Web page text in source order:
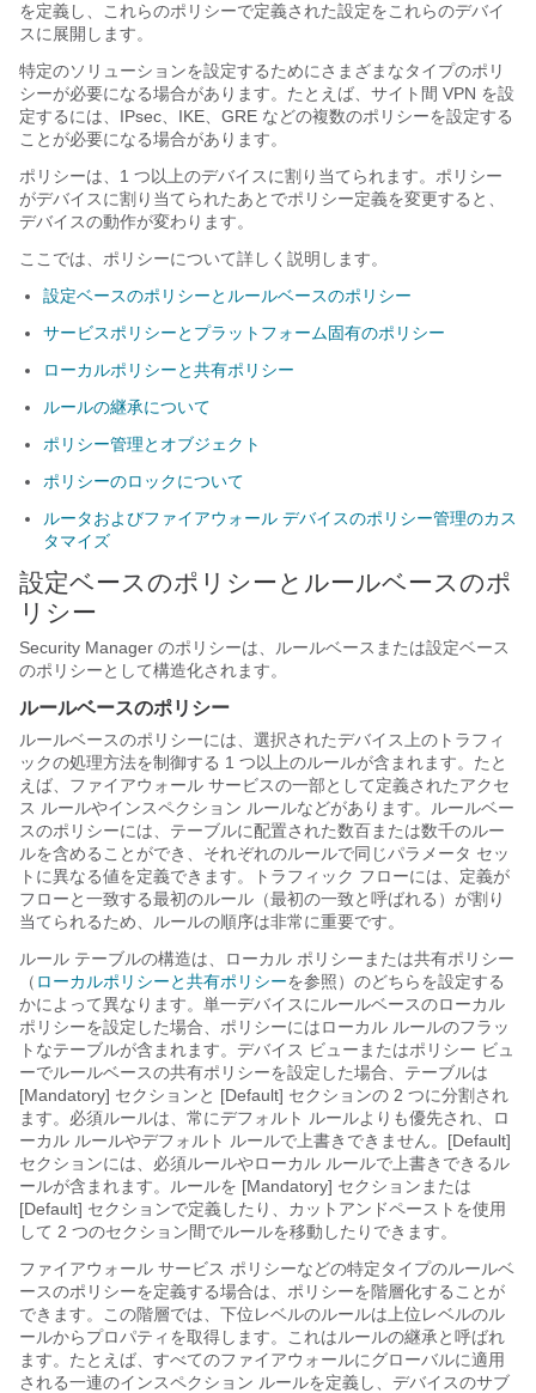
を定義し、これらのポリシーで定義された設定をこれらのデバイ
スに展開します。
特定のソリューションを設定するためにさまざまなタイプのポリ
シーが必要になる場合があります。たとえば、サイト間 VPN を設
定するには、IPsec、IKE、GRE などの複数のポリシーを設定する
ことが必要になる場合があります。
ポリシーは、1 つ以上のデバイスに割り当てられます。ポリシー
がデバイスに割り当てられたあとでポリシー定義を変更すると、
デバイスの動作が変わります。
ここでは、ポリシーについて詳しく説明します。
設定ベースのポリシーとルールベースのポリシー
サービスポリシーとプラットフォーム固有のポリシー
ローカルポリシーと共有ポリシー
ルールの継承について
ポリシー管理とオブジェクト
ポリシーのロックについて
ルータおよびファイアウォール デバイスのポリシー管理のカス
タマイズ
設定ベースのポリシーとルールベースのポ
リシー
Security Manager のポリシーは、ルールベースまたは設定ベース
のポリシーとして構造化されます。
ルールベースのポリシー
ルールベースのポリシーには、選択されたデバイス上のトラフィ
ックの処理方法を制御する 1 つ以上のルールが含まれます。たと
えば、ファイアウォール サービスの一部として定義されたアクセ
ス ルールやインスペクション ルールなどがあります。ルールベー
スのポリシーには、テーブルに配置された数百または数千のルー
ルを含めることができ、それぞれのルールで同じパラメータ セッ
トに異なる値を定義できます。トラフィック フローには、定義が
フローと一致する最初のルール（最初の一致と呼ばれる）が割り
当てられるため、ルールの順序は非常に重要です。
ルール テーブルの構造は、ローカル ポリシーまたは共有ポリシー
（ ローカルポリシーと共有ポリシーを参照）のどちらを設定する
かによって異なります。単一デバイスにルールベースのローカル
ポリシーを設定した場合、ポリシーにはローカル ルールのフラッ
トなテーブルが含まれます。デバイス ビューまたはポリシー ビュ
ーでルールベースの共有ポリシーを設定した場合、テーブルは
[Mandatory] セクションと [Default] セクションの 2 つに分割され
ます。必須ルールは、常にデフォルト ルールよりも優先され、ロ
ーカル ルールやデフォルト ルールで上書きできません。[Default]
セクションには、必須ルールやローカル ルールで上書きできるル
ールが含まれます。ルールを [Mandatory] セクションまたは
[Default] セクションで定義したり、カットアンドペーストを使用
して 2 つのセクション間でルールを移動したりできます。
ファイアウォール サービス ポリシーなどの特定タイプのルールベ
ースのポリシーを定義する場合は、ポリシーを階層化することが
できます。この階層では、下位レベルのルールは上位レベルのル
ールからプロパティを取得します。これはルールの継承と呼ばれ
ます。たとえば、すべてのファイアウォールにグローバルに適用
される一連のインスペクション ルールを定義し、デバイスのサブ